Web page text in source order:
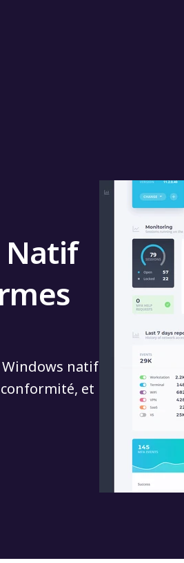
Natif
Windows natif
et